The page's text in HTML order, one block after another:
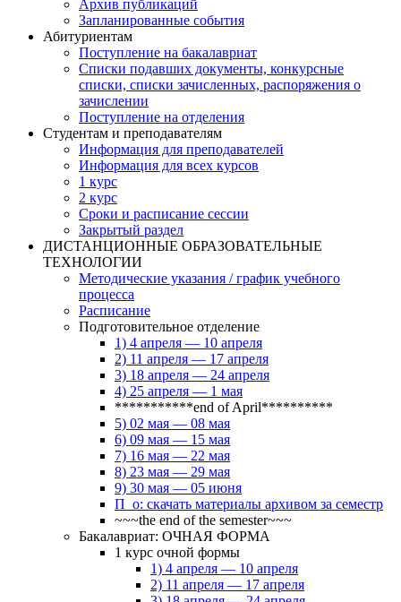
Архив публикаций
Запланированные события
Абитуриентам
Поступление на бакалавриат
Списки подавших документы, конкурсные
списки, списки зачисленных, распоряжения о
зачислении
Поступление на отделения
Студентам и преподавателям
Информация для преподавателей
Информация для всех курсов
1 курс
2 курс
Сроки и расписание сессии
Закрытый раздел
ДИСТАНЦИОННЫЕ ОБРАЗОВАТЕЛЬНЫЕ
ТЕХНОЛОГИИ
Методические указания / график учебного
процесса
Расписание
Подготовительное отделение
1) 4 апреля — 10 апреля
2) 11 апреля — 17 апреля
3) 18 апреля — 24 апреля
4) 25 апреля — 1 мая
***********end of April**********
5) 02 мая — 08 мая
6) 09 мая — 15 мая
7) 16 мая — 22 мая
8) 23 мая — 29 мая
9) 30 мая — 05 июня
П_о: скачать материалы архивом за семестр
~~~the end of the semester~~~
Бакалавриат: ОЧНАЯ ФОРМА
1 курс очной формы
1) 4 апреля — 10 апреля
2) 11 апреля — 17 апреля